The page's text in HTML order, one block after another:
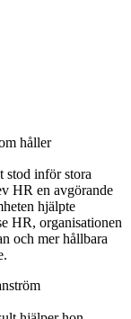
håller
stod inför stora
HR en avgörande
hjälpte
HR, organisationen
och mer hållbara